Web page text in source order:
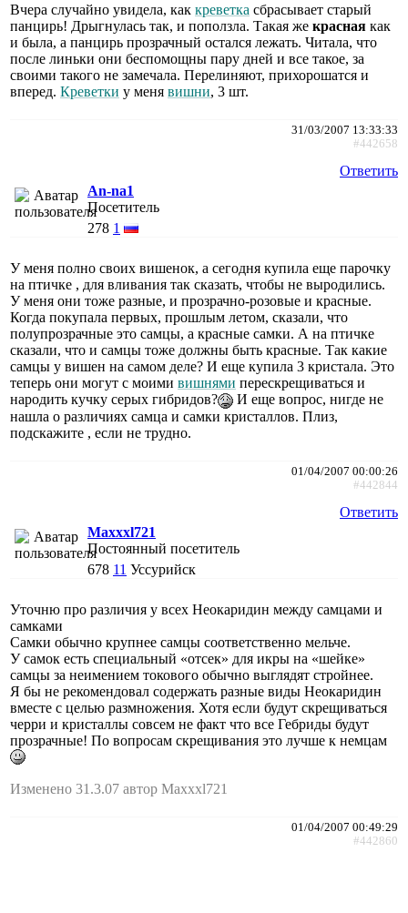
Вчера случайно увидела, как креветка сбрасывает старый
панцирь! Дрыгнулась так, и поползла. Такая же красная как
и была, а панцирь прозрачный остался лежать. Читала, что
после линьки они беспомощны пару дней и все такое, за
своими такого не замечала. Перелиняют, прихорошатся и
вперед. Креветки у меня вишни, 3 шт.
31/03/2007 13:33:33
#442658
Ответить
An-na1
Посетитель
278 1
У меня полно своих вишенок, а сегодня купила еще парочку
на птичке , для вливания так сказать, чтобы не выродились.
У меня они тоже разные, и прозрачно-розовые и красные.
Когда покупала первых, прошлым летом, сказали, что
полупрозрачные это самцы, а красные самки. А на птичке
сказали, что и самцы тоже должны быть красные. Так какие
самцы у вишен на самом деле? И еще купила 3 кристала. Это
теперь они могут с моими вишнями перескрещиваться и
народить кучку серых гибридов?
И еще вопрос, нигде не
нашла о различиях самца и самки кристаллов. Плиз,
подскажите , если не трудно.
01/04/2007 00:00:26
#442844
Ответить
Maxxxl721
Постоянный посетитель
678 11 Уссурийск
Уточню про различия у всех Неокаридин между самцами и
самками
Самки обычно крупнее самцы соответственно мельче.
У самок есть специальный «отсек» для икры на «шейке»
самцы за неимением токового обычно выглядят стройнее.
Я бы не рекомендовал содержать разные виды Неокаридин
вместе с целью размножения. Хотя если будут скрещиваться
черри и кристаллы совсем не факт что все Гебриды будут
прозрачные! По вопросам скрещивания это лучше к немцам
Изменено 31.3.07 автор Maxxxl721
01/04/2007 00:49:29
#442860